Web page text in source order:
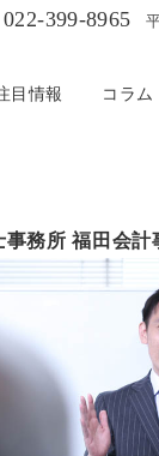
022-399-8965
目情報 コラム
事務所 福田会計